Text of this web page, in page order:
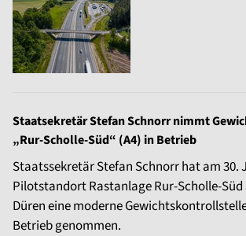
Staatsekretär Stefan Schnorr nimmt
„Rur-Scholle-Süd“ (A4) in Betrieb
Staatssekretär Stefan Schnorr hat am 30.
Pilotstandort Rastanlage Rur-Scholle-Süd
Düren eine moderne
Betrieb genommen.